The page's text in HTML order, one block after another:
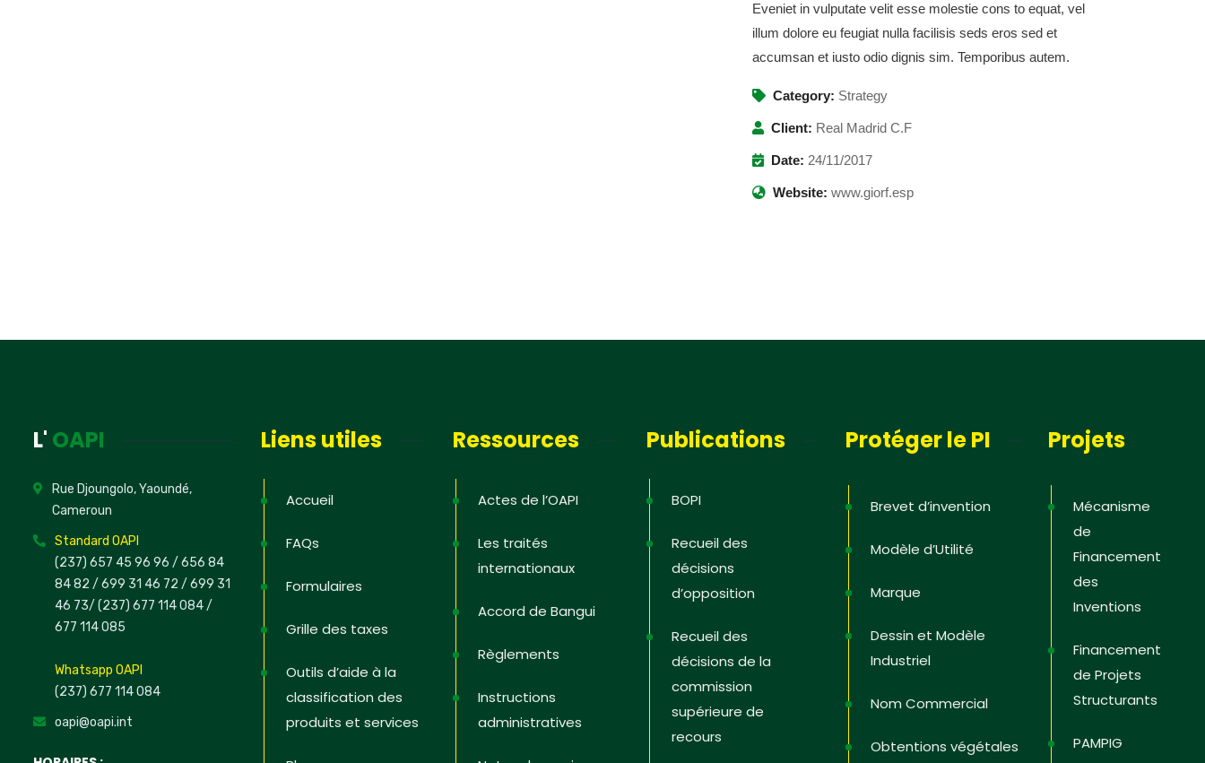
Eveniet in vulputate velit esse molestie cons to equat, vel
illum dolore eu feugiat nulla facilisis seds eros sed et
accumsan et iusto odio dignis sim. Temporibus autem.
Category: Strategy
Client: Real Madrid C.F
Date: 24/11/2017
Website: www.giorf.esp
L' OAPI
Rue Djoungolo, Yaoundé,
Cameroun
Standard OAPI
(237) 657 45 96 96 / 656 84
84 82 / 699 31 46 72 / 699 31
46 73/ (237) 677 114 084 /
677 114 085
Whatsapp OAPI
(237) 677 114 084
oapi@oapi.int
Liens utiles
Accueil
FAQs
Formulaires
Grille des taxes
Outils d’aide à la
classification des
produits et services
Ressources
Actes de l’OAPI
Les traités
internationaux
Accord de Bangui
Règlements
Instructions
administratives
Publications
BOPI
Recueil des
décisions
d’opposition
Recueil des
décisions de la
commission
supérieure de
recours
Protéger le PI
Brevet d’invention
Modèle d’Utilité
Marque
Dessin et Modèle
Industriel
Nom Commercial
Obtentions végétales
Projets
Mécanisme
de
Financement
des
Inventions
Financement
de Projets
Structurants
PAMPIG